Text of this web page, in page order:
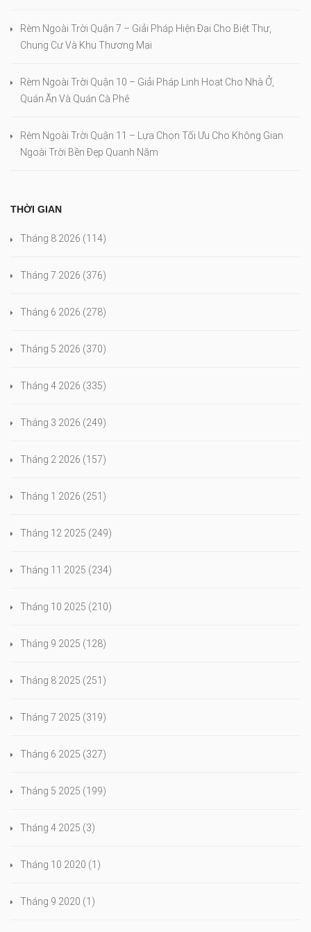
Rèm Ngoài Trời Quận 7 – Giải Pháp Hiện Đại Cho Biệt Thự,
Chung Cư Và Khu Thương Mại
Rèm Ngoài Trời Quận 10 – Giải Pháp Linh Hoạt Cho Nhà Ở,
Quán Ăn Và Quán Cà Phê
Rèm Ngoài Trời Quận 11 – Lựa Chọn Tối Ưu Cho Không Gian
Ngoài Trời Bền Đẹp Quanh Năm
THỜI GIAN
Tháng 8 2026 (114)
Tháng 7 2026 (376)
Tháng 6 2026 (278)
Tháng 5 2026 (370)
Tháng 4 2026 (335)
Tháng 3 2026 (249)
Tháng 2 2026 (157)
Tháng 1 2026 (251)
Tháng 12 2025 (249)
Tháng 11 2025 (234)
Tháng 10 2025 (210)
Tháng 9 2025 (128)
Tháng 8 2025 (251)
Tháng 7 2025 (319)
Tháng 6 2025 (327)
Tháng 5 2025 (199)
Tháng 4 2025 (3)
Tháng 10 2020 (1)
Tháng 9 2020 (1)